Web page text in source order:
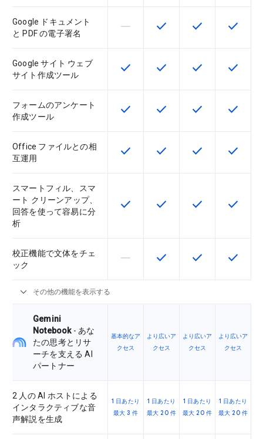
Google ドキュメント
と PDF の電子署名
この機能は該当の SKU でサポー
horizontal_rule この機能は該当の SKU
check この機能は該当
check この機
check
Google サイト ウェブ
サイト作成ツール
この機能は該当の SKU で利用で
check この機能は該当の SKU
check この機能は該当
check この機
check
フォームのアンケート
作成ツール
この機能は該当の SKU で利用で
check この機能は該当の SKU
check この機能は該当
check この機
check
Office ファイルとの相
互運用
この機能は該当の SKU で利用で
check この機能は該当の SKU
check この機能は該当
check この機
check
スマートフィル、スマ
ート クリーンアップ、
回答を使って容易に分
析
この機能は該当の SKU で利用で
check この機能は該当の SKU
check この機能は該当
check この機
check
校正機能で文体をチェ
ック
この機能は該当の SKU でサポー
horizontal_rule この機能は該当の SKU
check この機能は該当
check この機
check
expand_more その他の機能を表示する
Gemini
Notebook- あな
たの思考とリサ
ーチを支える AI
パートナー
基本的なア
クセス
より広いア
クセス
より広いア
クセス
より広いア
クセス
2 人の AI ホストによる
インタラクティブな音
声解説を生成
1 日あたり
最大 3 件
1 日あたり
最大 20 件
1 日あたり
最大 20 件
1 日あたり
最大 20 件